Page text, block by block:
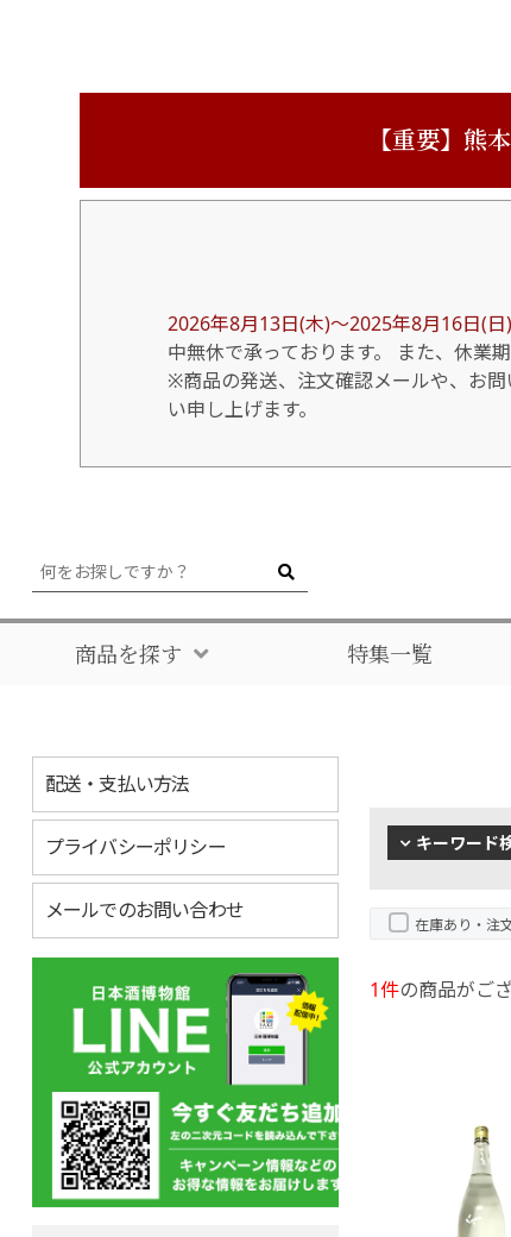
【重要】熊
2026年8月13日(木)～2025年8月16日(日)
中無休で承っております。 また、休業
※商品の発送、注文確認メールや、お
い申し上げます。
商品を探す 特集一覧
配送・支払い方法
プライバシーポリシー
メールでのお問い合わせ
キーワード
在庫あり・注
1件の商品がござ